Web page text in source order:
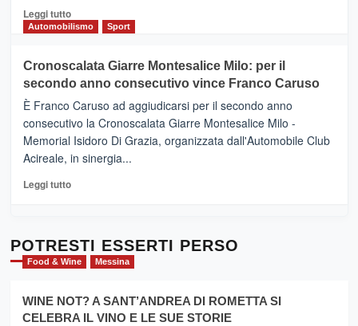
Gusto,
il
tra
sapori
vicoli
medievali
Leggi tuttoLeggi
di
Mondello
(Palermo)
–
“E
adesso
Pasta
–
Sicilia
l’
evento
per
la
filiera
Automobilismo Sport
Cronoscalata Giarre Montesalice Milo: per il
secondo anno consecutivo vince Franco Caruso
È Franco Caruso ad aggiudicarsi per il secondo anno
consecutivo la Cronoscalata Giarre Montesalice Milo -
Memorial Isidoro Di Grazia, organizzata dall'Automobile Club
Acireale, in sinergia...
Leggi tuttoLeggi
Cronoscalata
Giarre
Montesalice
per
il
POTRESTI ESSERTI PERSO
Food & Wine Messina
WINE NOT? A SANT’ANDREA DI ROMETTA SI
CELEBRA IL VINO E LE SUE STORIE